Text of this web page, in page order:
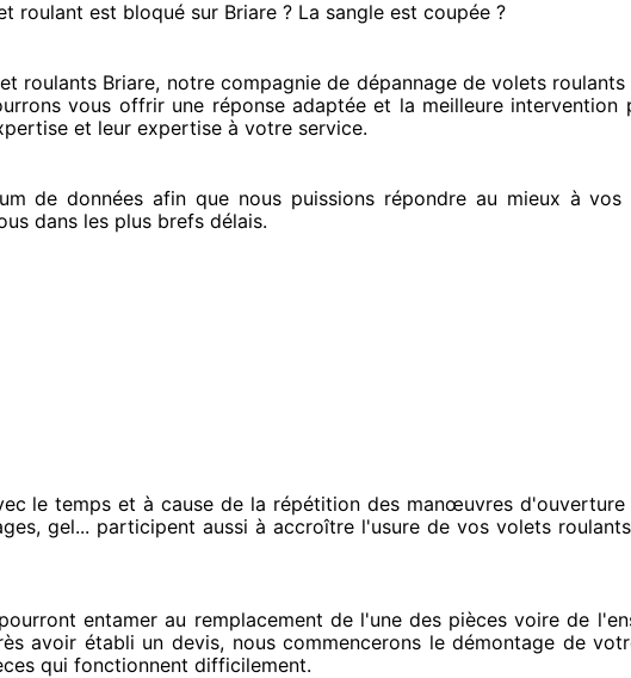
roulant est bloqué sur Briare ? La sangle est coupée ?
roulants Briare, notre compagnie de dépannage de volets roulants
vous offrirune réponse adaptéeet la meilleure intervention
et leur expertise à votre service.
de données afin que nous puissions répondre au mieux à vos
dans les plus brefs délais.
le temps et à cause de la répétition des manœuvres
gel... participent aussi à accroître l'usure de vos volets
entamer au remplacement de l'une des pièces voire de
avoir établi un devis, nous commencerons ledémontage de
qui fonctionnent difficilement.